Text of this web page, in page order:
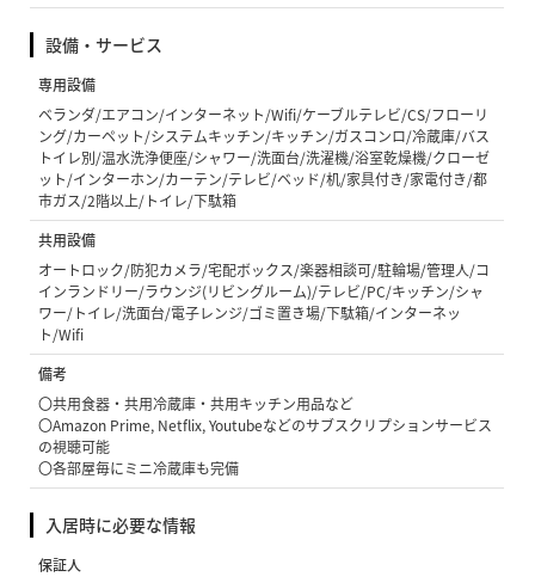
設備・サービス
専用設備
ベランダ/エアコン/インターネット/Wifi/ケーブルテレビ/CS/フローリ
ング/カーペット/システムキッチン/キッチン/ガスコンロ/冷蔵庫/バス
トイレ別/温水洗浄便座/シャワー/洗面台/洗濯機/浴室乾燥機/クローゼ
ット/インターホン/カーテン/テレビ/ベッド/机/家具付き/家電付き/都
市ガス/2階以上/トイレ/下駄箱
共用設備
オートロック/防犯カメラ/宅配ボックス/楽器相談可/駐輪場/管理人/コ
インランドリー/ラウンジ(リビングルーム)/テレビ/PC/キッチン/シャ
ワー/トイレ/洗面台/電子レンジ/ゴミ置き場/下駄箱/インターネッ
ト/Wifi
備考
〇共用食器・共用冷蔵庫・共用キッチン用品など
〇Amazon Prime, Netflix, Youtubeなどのサブスクリプションサービス
の視聴可能
〇各部屋毎にミニ冷蔵庫も完備
入居時に必要な情報
保証人